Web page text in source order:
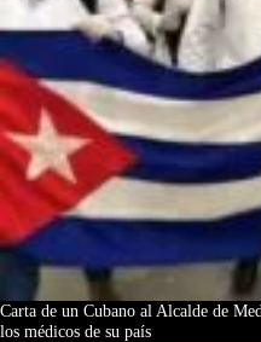
Carta de un Cubano al Alcalde de
los médicos de su país